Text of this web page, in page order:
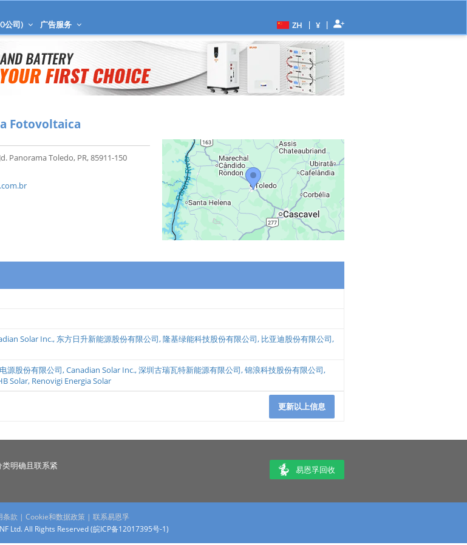
公司) 广告服务 ZH | ¥ |
Fotovoltaica
Panorama Toledo, PR, 85911-150
Solar Inc., 东方日升新能源股份有限公司,隆基绿能科技股份有限公司, 比亚迪股份有限公司,
源股份有限公司,Canadian Solar Inc.,深圳古瑞瓦特新能源有限公司,锦浪科技股份有限公司,
Solar, Renovigi Energia Solar
更新以上信息
明确且联系紧
易恩孚回收
条款 | Cookie和数据政策 | 联系易恩孚
Ltd. All Rights Reserved (皖ICP备12017395号-1)